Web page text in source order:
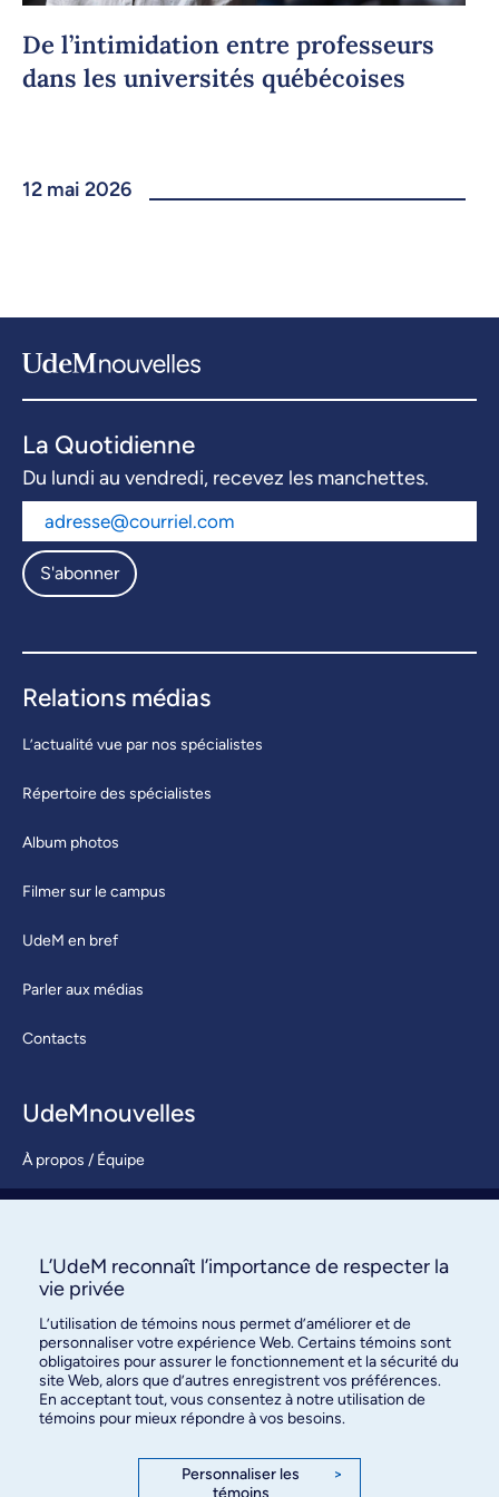
De l’intimidation entre professeurs
dans les universités québécoises
12 mai 2026
La Quotidienne
Du lundi au vendredi, recevez les manchettes.
S'abonner
Relations médias
L’actualité vue par nos spécialistes
Répertoire des spécialistes
Album photos
Filmer sur le campus
UdeM en bref
Parler aux médias
Contacts
UdeMnouvelles
À propos / Équipe
S’abonner
des relations publiques
L’UdeM reconnaît l’importance de respecter la
vie privée
L’utilisation de témoins nous permet d’améliorer et de
personnaliser votre expérience Web. Certains témoins sont
obligatoires pour assurer le fonctionnement et la sécurité du
site Web, alors que d’autres enregistrent vos préférences.
En acceptant tout, vous consentez à notre utilisation de
témoins pour mieux répondre à vos besoins.
Personnaliser les
témoins
>